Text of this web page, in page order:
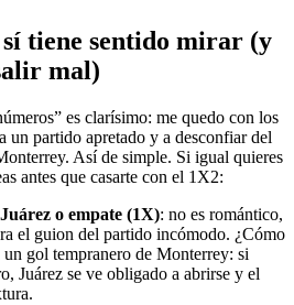
tiene sentido mirar (y
mal)
es clarísimo: me quedo con los
un partido apretado y a desconfiar del
Así de simple. Si igual quieres
antes que casarte con el 1X2:
o empate (1X): no es romántico,
el guion del partido incómodo. ¿Cómo
gol tempranero de Monterrey: si
Juárez se ve obligado a abrirse y el